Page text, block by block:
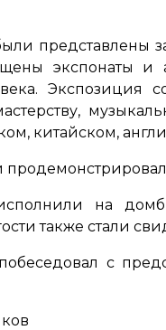
представлены
экспонаты и
Экспозиция
китайском,
на
также стали
побеседовал с